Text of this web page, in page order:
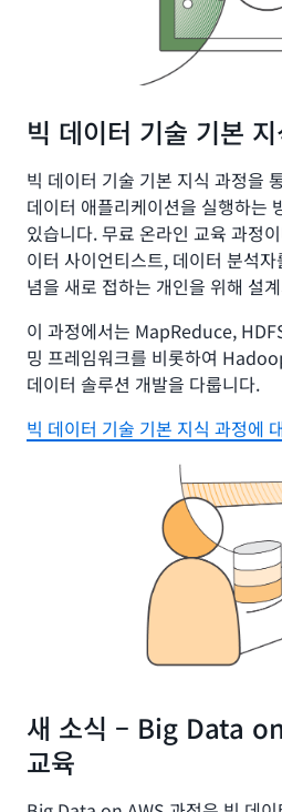
빅 데이터 기술 기본
빅 데이터 기술 기본 지식 과정을
데이터 애플리케이션을 실행하는
있습니다. 무료 온라인 교육 과정
이터 사이언티스트, 데이터 분석
념을 새로 접하는 개인을 위해 설
이 과정에서는 MapReduce,
밍 프레임워크를 비롯하여
데이터 솔루션 개발을 다룹니다.
빅 데이터 기술 기본 지식 과정에
새 소식 – Big Data
교육